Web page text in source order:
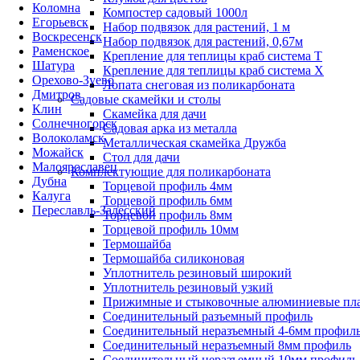
Коломна
Егорьевск
Воскресенск
Раменское
Шатура
Орехово-Зуево
Дмитров
Клин
Солнечногорск
Волоколамск
Можайск
Малоярославец
Дубна
Калуга
Переславль-Залесский
Компостер садовый 1000л
Набор подвязок для растений, 1 м
Набор подвязок для растений, 0,67м
Крепление для теплицы краб система Т
Крепление для теплицы краб система Х
Лопата снеговая из поликарбоната
Садовые скамейки и столы
Скамейка для дачи
Садовая арка из металла
Металлическая скамейка Дружба
Стол для дачи
Комплектующие для поликарбоната
Торцевой профиль 4мм
Торцевой профиль 6мм
Торцевой профиль 8мм
Торцевой профиль 10мм
Термошайба
Термошайба силиконовая
Уплотнитель резиновый широкий
Уплотнитель резиновый узкий
Прижимные и стыковочные алюминиевые
Соединительный разъемный профиль
Соединительный неразъемный 4-6мм
Соединительный неразъемный 8мм профиль